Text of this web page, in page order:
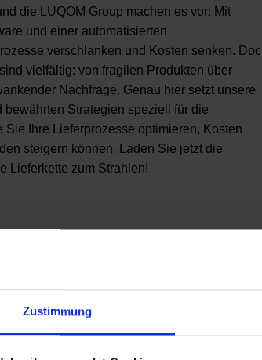
Zustimmung
die LUQOM Group machen es vor: Mit
und einer automatisierten
verschlanken und Kosten senken.
vielfältig: von fragilen Produkten über
Nachfrage. Genau hier setzt unsere
Strategien speziell für die
Ihre Lieferprozesse optimieren, Kosten
steigern können. Laden Sie jetzt die
Lieferkette zum Strahlen!
automatisieren und die Effizienz